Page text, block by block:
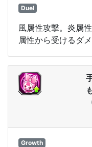
Duel
風属性攻撃。炎属
属性から受けるダ
Growth